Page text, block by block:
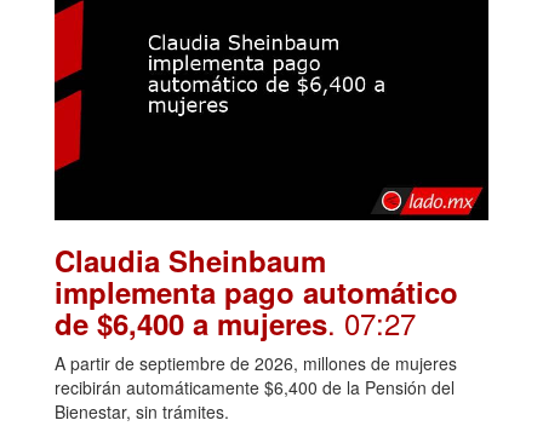
Claudia Sheinbaum
implementa pago automático
de $6,400 a mujeres. 07:27
A partir de septiembre de 2026, millones de mujeres
recibirán automáticamente $6,400 de la Pensión del
Bienestar, sin trámites.